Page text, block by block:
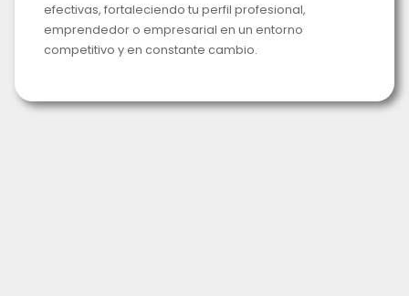
efectivas, fortaleciendo tu perfil profesional,
emprendedor o empresarial en un entorno
competitivo y en constante cambio.